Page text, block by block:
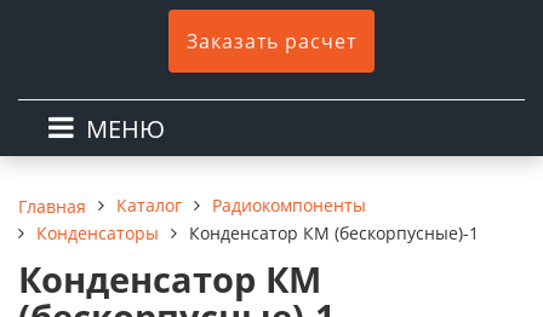
Заказать расчет
МЕНЮ
Главная Каталог
Радиокомпоненты
Конденсаторы
Конденсатор КМ (бескорпусные)-1
Конденсатор КМ